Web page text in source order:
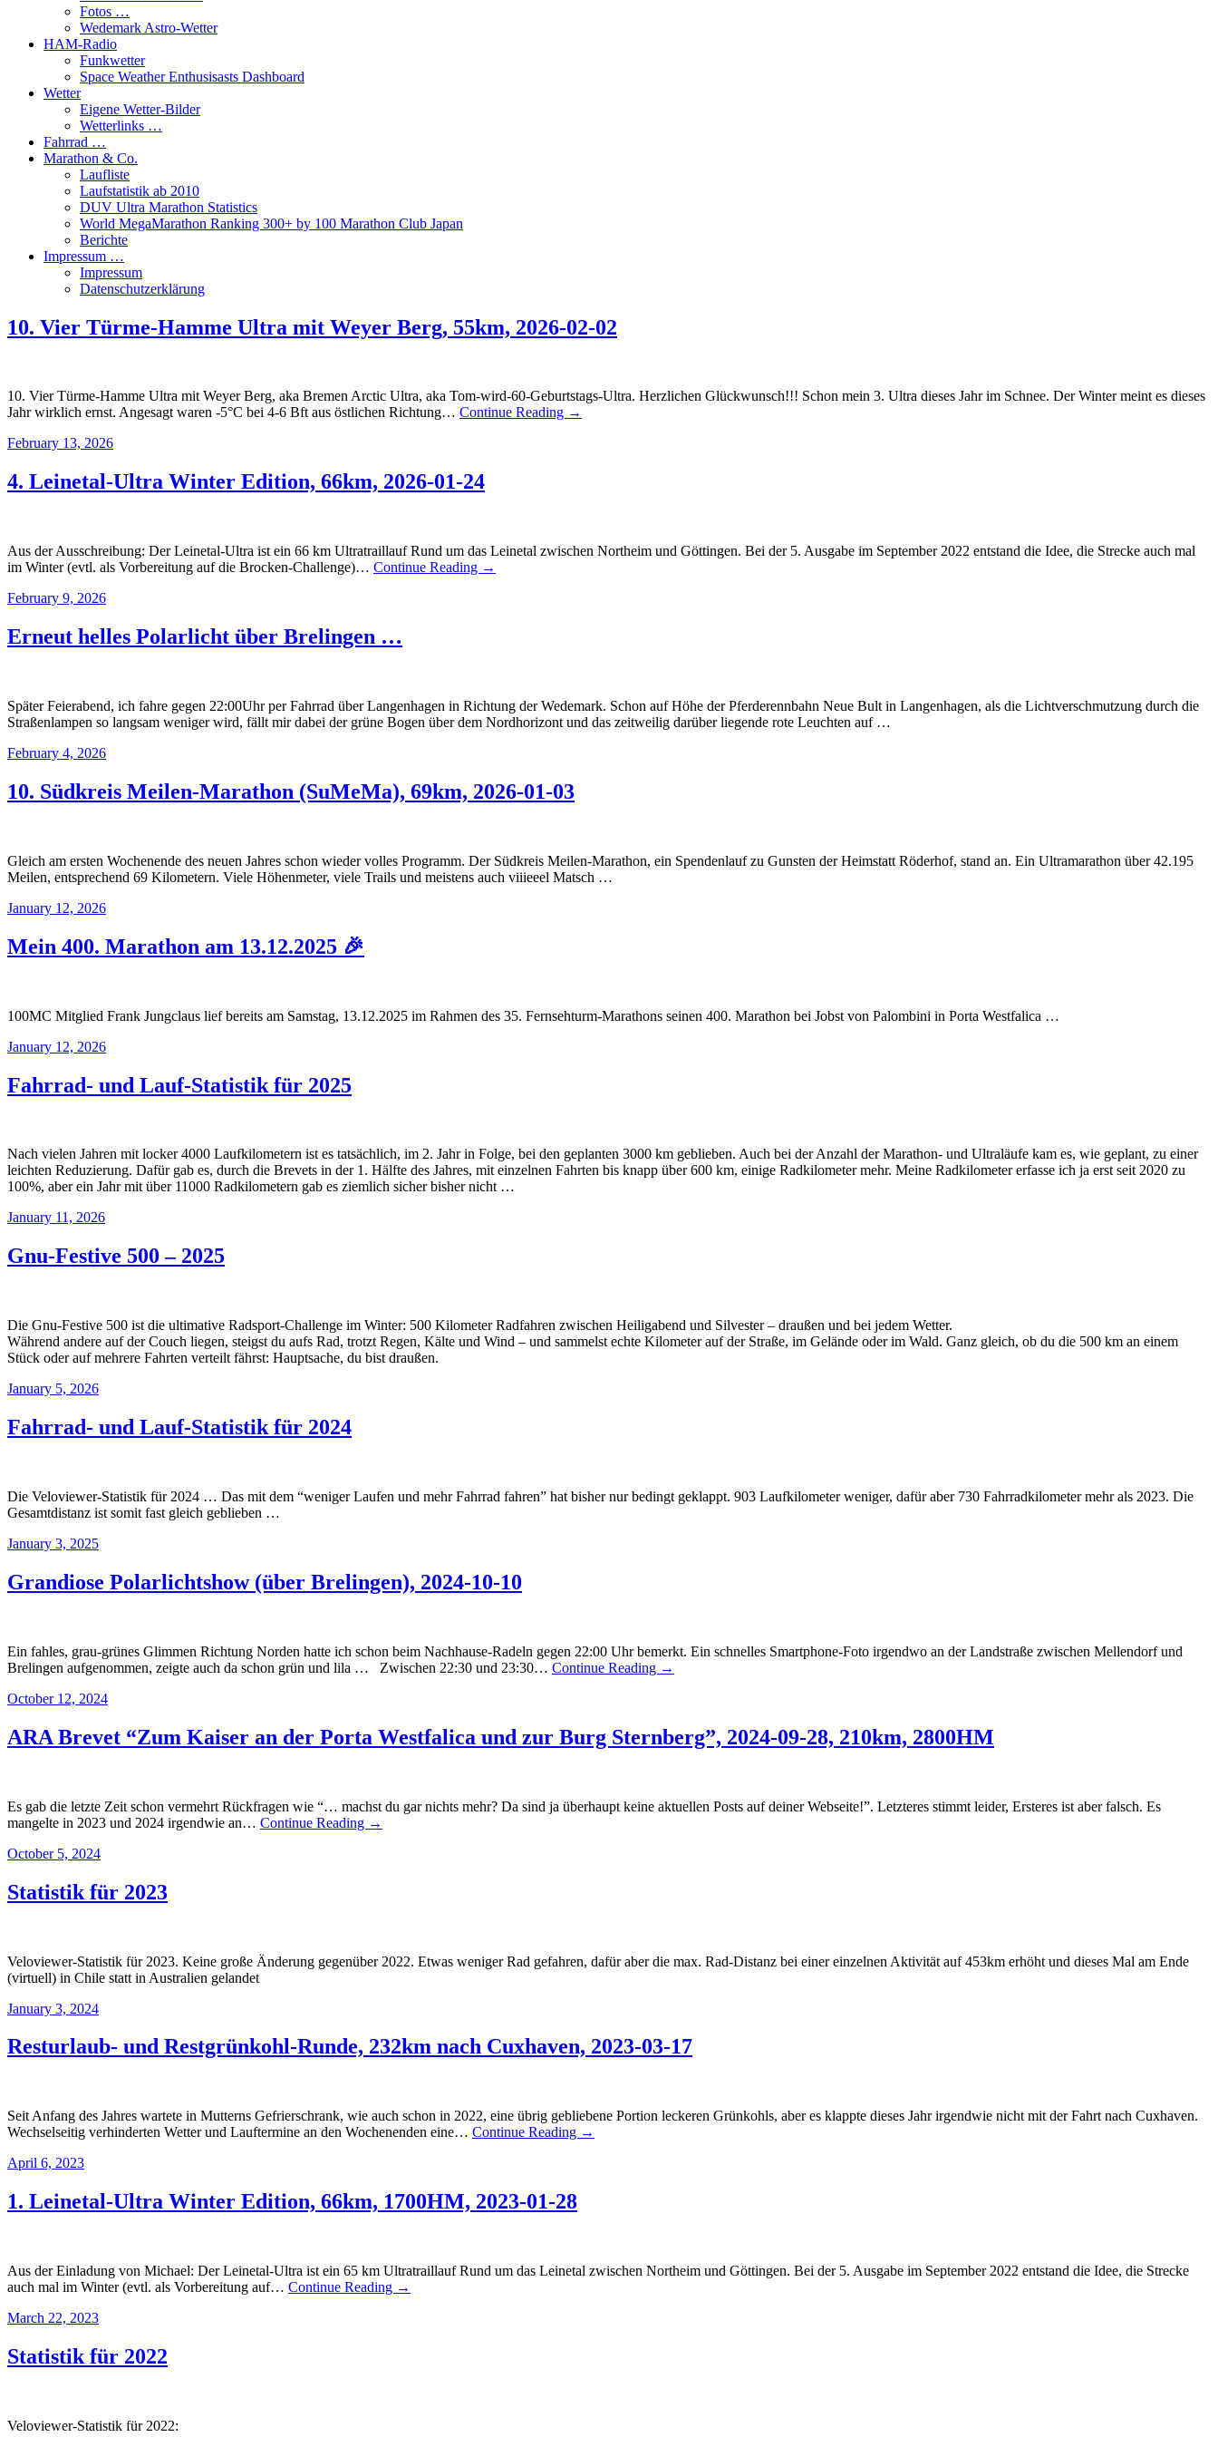
Fotos …
Wedemark Astro-Wetter
HAM-Radio
Funkwetter
Space Weather Enthusisasts Dashboard
Wetter
Eigene Wetter-Bilder
Wetterlinks …
Fahrrad …
Marathon & Co.
Laufliste
Laufstatistik ab 2010
DUV Ultra Marathon Statistics
World MegaMarathon Ranking 300+ by 100 Marathon Club Japan
Berichte
Impressum …
Impressum
Datenschutzerklärung
10. Vier Türme-Hamme Ultra mit Weyer Berg, 55km, 2026-02-02
10. Vier Türme-Hamme Ultra mit Weyer Berg, aka Bremen Arctic Ultra, aka Tom-wird-60-Geburtstags-Ultra. Herzlichen Glückwunsch!!! Schon mein 3. Ultra dieses Jahr im Schnee. Der Winter meint es dieses
Jahr wirklich ernst. Angesagt waren -5°C bei 4-6 Bft aus östlichen Richtung… Continue Reading →
February 13, 2026
4. Leinetal-Ultra Winter Edition, 66km, 2026-01-24
Aus der Ausschreibung: Der Leinetal-Ultra ist ein 66 km Ultratraillauf Rund um das Leinetal zwischen Northeim und Göttingen. Bei der 5. Ausgabe im September 2022 entstand die Idee, die Strecke auch mal
im Winter (evtl. als Vorbereitung auf die Brocken-Challenge)… Continue Reading →
February 9, 2026
Erneut helles Polarlicht über Brelingen …
Später Feierabend, ich fahre gegen 22:00Uhr per Fahrrad über Langenhagen in Richtung der Wedemark. Schon auf Höhe der Pferderennbahn Neue Bult in Langenhagen, als die Lichtverschmutzung durch die
Straßenlampen so langsam weniger wird, fällt mir dabei der grüne Bogen über dem Nordhorizont und das zeitweilig darüber liegende rote Leuchten auf …
February 4, 2026
10. Südkreis Meilen-Marathon (SuMeMa), 69km, 2026-01-03
Gleich am ersten Wochenende des neuen Jahres schon wieder volles Programm. Der Südkreis Meilen-Marathon, ein Spendenlauf zu Gunsten der Heimstatt Röderhof, stand an. Ein Ultramarathon über 42.195
Meilen, entsprechend 69 Kilometern. Viele Höhenmeter, viele Trails und meistens auch viiieeel Matsch …
January 12, 2026
Mein 400. Marathon am 13.12.2025 🎉
100MC Mitglied Frank Jungclaus lief bereits am Samstag, 13.12.2025 im Rahmen des 35. Fernsehturm-Marathons seinen 400. Marathon bei Jobst von Palombini in Porta Westfalica …
January 12, 2026
Fahrrad- und Lauf-Statistik für 2025
Nach vielen Jahren mit locker 4000 Laufkilometern ist es tatsächlich, im 2. Jahr in Folge, bei den geplanten 3000 km geblieben. Auch bei der Anzahl der Marathon- und Ultraläufe kam es, wie geplant, zu einer
leichten Reduzierung. Dafür gab es, durch die Brevets in der 1. Hälfte des Jahres, mit einzelnen Fahrten bis knapp über 600 km, einige Radkilometer mehr. Meine Radkilometer erfasse ich ja erst seit 2020 zu
100%, aber ein Jahr mit über 11000 Radkilometern gab es ziemlich sicher bisher nicht …
January 11, 2026
Gnu-Festive 500 – 2025
Die Gnu-Festive 500 ist die ultimative Radsport-Challenge im Winter: 500 Kilometer Radfahren zwischen Heiligabend und Silvester – draußen und bei jedem Wetter.
Während andere auf der Couch liegen, steigst du aufs Rad, trotzt Regen, Kälte und Wind – und sammelst echte Kilometer auf der Straße, im Gelände oder im Wald. Ganz gleich, ob du die 500 km an einem
Stück oder auf mehrere Fahrten verteilt fährst: Hauptsache, du bist draußen.
January 5, 2026
Fahrrad- und Lauf-Statistik für 2024
Die Veloviewer-Statistik für 2024 … Das mit dem “weniger Laufen und mehr Fahrrad fahren” hat bisher nur bedingt geklappt. 903 Laufkilometer weniger, dafür aber 730 Fahrradkilometer mehr als 2023. Die
Gesamtdistanz ist somit fast gleich geblieben …
January 3, 2025
Grandiose Polarlichtshow (über Brelingen), 2024-10-10
Ein fahles, grau-grünes Glimmen Richtung Norden hatte ich schon beim Nachhause-Radeln gegen 22:00 Uhr bemerkt. Ein schnelles Smartphone-Foto irgendwo an der Landstraße zwischen Mellendorf und
Brelingen aufgenommen, zeigte auch da schon grün und lila … Zwischen 22:30 und 23:30… Continue Reading →
October 12, 2024
ARA Brevet “Zum Kaiser an der Porta Westfalica und zur Burg Sternberg”, 2024-09-28, 210km, 2800HM
Es gab die letzte Zeit schon vermehrt Rückfragen wie “… machst du gar nichts mehr? Da sind ja überhaupt keine aktuellen Posts auf deiner Webseite!”. Letzteres stimmt leider, Ersteres ist aber falsch. Es
mangelte in 2023 und 2024 irgendwie an… Continue Reading →
October 5, 2024
Statistik für 2023
Veloviewer-Statistik für 2023. Keine große Änderung gegenüber 2022. Etwas weniger Rad gefahren, dafür aber die max. Rad-Distanz bei einer einzelnen Aktivität auf 453km erhöht und dieses Mal am Ende
(virtuell) in Chile statt in Australien gelandet
January 3, 2024
Resturlaub- und Restgrünkohl-Runde, 232km nach Cuxhaven, 2023-03-17
Seit Anfang des Jahres wartete in Mutterns Gefrierschrank, wie auch schon in 2022, eine übrig gebliebene Portion leckeren Grünkohls, aber es klappte dieses Jahr irgendwie nicht mit der Fahrt nach Cuxhaven.
Wechselseitig verhinderten Wetter und Lauftermine an den Wochenenden eine… Continue Reading →
April 6, 2023
1. Leinetal-Ultra Winter Edition, 66km, 1700HM, 2023-01-28
Aus der Einladung von Michael: Der Leinetal-Ultra ist ein 65 km Ultratraillauf Rund um das Leinetal zwischen Northeim und Göttingen. Bei der 5. Ausgabe im September 2022 entstand die Idee, die Strecke
auch mal im Winter (evtl. als Vorbereitung auf… Continue Reading →
March 22, 2023
Statistik für 2022
Veloviewer-Statistik für 2022: